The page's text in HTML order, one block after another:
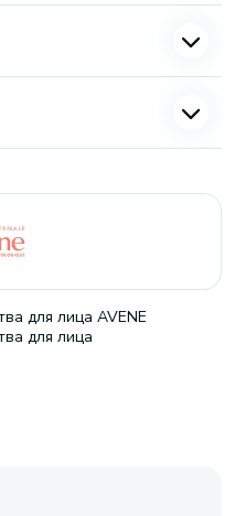
для лица AVENE
для лица